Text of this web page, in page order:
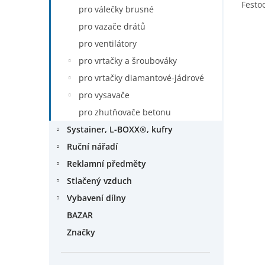
pro válečky brusné
pro vazače drátů
pro ventilátory
pro vrtačky a šroubováky
pro vrtačky diamantové-jádrové
pro vysavače
pro zhutňovače betonu
Systainer, L-BOXX®, kufry
Ruční nářadí
Reklamní předměty
Stlačený vzduch
Vybavení dílny
BAZAR
Značky